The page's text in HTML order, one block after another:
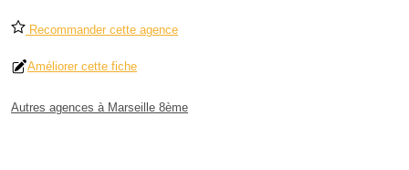
Recommander cette agence
Améliorer cette fiche
Autres agences à Marseille 8ème